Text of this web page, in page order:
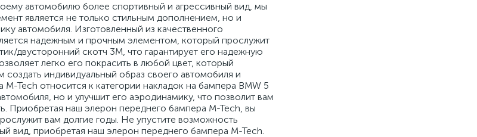
автомобилю более спортивный и агрессивный вид, мы
является не только стильным дополнением, но и
автомобиля. Изготовленный из качественного
надежным и прочным элементом, который прослужит
двусторонний скотч 3М, что гарантирует его надежную
легко его покрасить в любой цвет, который
создать индивидуальный образ своего автомобиля и
Tech относится к категории накладок на бампера BMW 5
но и улучшит его аэродинамику, что позволит вам
Приобретая наш элерон переднего бампера M-Tech, вы
вам долгие годы. Не упустите возможность
вид, приобретая наш элерон переднего бампера M-Tech.